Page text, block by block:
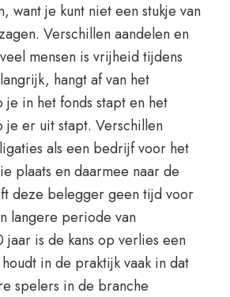
want je kunt niet een stukje van
Verschillen aandelen en
mensen is vrijheid tijdens
hangt af van het
je in het fonds stapt en het
je er uit stapt. Verschillen
als een bedrijf voor het
plaats en daarmee naar de
deze belegger geen tijd voor
langere periode van
is de kans op verlies een
in de praktijk vaak in dat
spelers in de branche